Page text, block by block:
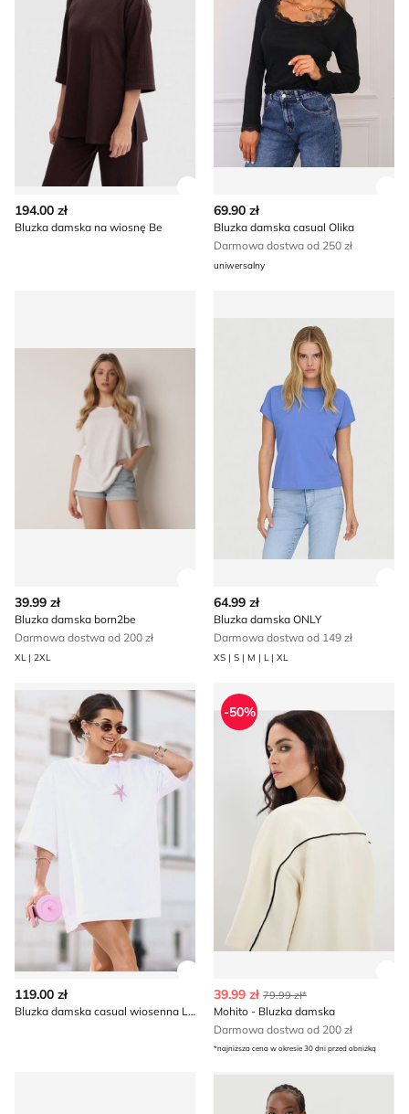
194.00 zł
Bluzka damska na wiosnę Be
69.90 zł
Bluzka damska casual Olika
Darmowa dostwa od 250 zł
uniwersalny
39.99 zł
Bluzka damska born2be
Darmowa dostwa od 200 zł
XL | 2XL
64.99 zł
Bluzka damska ONLY
Darmowa dostwa od 149 zł
XS | S | M | L | XL
Bluzka damska casual wiosenna Lara Fashion
119.00 zł
Bluzka damska casual wiosenna Lara Fashion
Mohito - Bluzka damska
-50%
39.99 zł 79.99 zł*
Mohito - Bluzka damska
Darmowa dostwa od 200 zł
*najniższa cena w okresie 30 dni przed obniżką
adidas - Bluzka damska